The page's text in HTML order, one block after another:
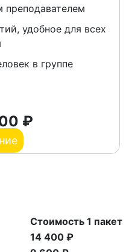
преподавателем
удобное для всех
в группе
₽
Стоимость 1 пакет
14 400 ₽